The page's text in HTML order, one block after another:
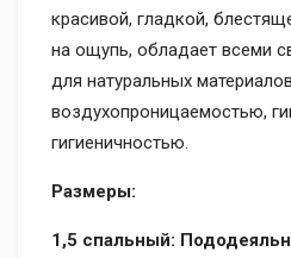
красивой, гладкой,
на ощупь, обладает всеми
для натуральных
воздухопроницаемостью,
гигиеничностью.
Размеры:
1,5 спальный: